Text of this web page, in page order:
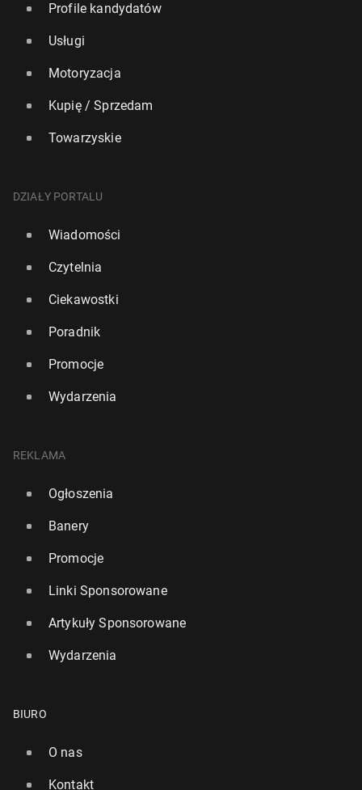
Profile kandydatów
Usługi
Motoryzacja
Kupię / Sprzedam
Towarzyskie
DZIAŁY PORTALU
Wiadomości
Czytelnia
Ciekawostki
Poradnik
Promocje
Wydarzenia
REKLAMA
Ogłoszenia
Banery
Promocje
Linki Sponsorowane
Artykuły Sponsorowane
Wydarzenia
BIURO
O nas
Kontakt